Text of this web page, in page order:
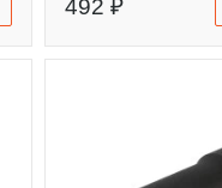
492 ₽